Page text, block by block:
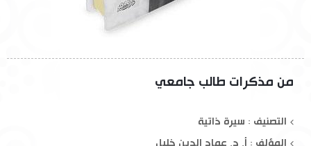
من مذكرات طالب جامعي
التصنيف : سيرة ذاتية
المؤلف : أ. د. عماد الدين خليل